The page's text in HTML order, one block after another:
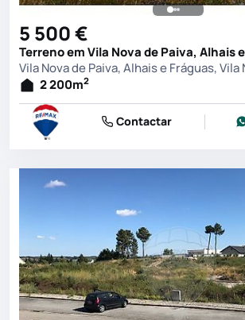
5 500 €
Vila Nova de Paiva, Alhais e Fráguas, Vila
2 200m2
Contactar